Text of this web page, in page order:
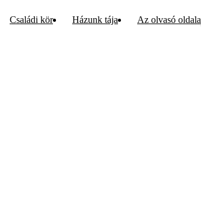
Családi kör Házunk tája Az olvasó oldala